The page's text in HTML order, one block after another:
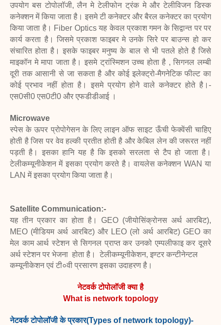
उपयोग बस टोपोलॉजी, लैन मे टेलीफोन ट्रंक मे और टेलीविजन डिस्क
कनेक्शन में किया जाता है। इसमे टी कनेक्टर और बैरल कनेक्टर का प्रयोग
किया जाता है। Fiber Optics यह केवल प्रकाश गमन के सिद्वान्त पर पर
कार्य करता है। जिसमे प्रकाश फाइबर मे उनके सिरे पर बाउन्स हो कर
संचारित होता है। इसके फाइबर मनुष्य के बाल से भी पतले होते है जिसे
माइकॉन मे मापा जाता है। इसमे ट्रांस्मिशन उच्च होता है , सिगनल लम्बी
दूरी तकआसानी से जा सकता है और कोई इलेक्ट्रो-मैगनेटिक फील्ट का
कोई प्रभाव नहीं होता है। इसमे प्रयोग होने वाले कनेक्टर होते है।-
एस0सी0 एस0टी0 और एफडीडीआई ।
Microwave
स्पेस के ऊपर प्रोपोगेसन के लिए लाइन ऑफ साइट ऊँची फेक्वेंसी चाहिए
होती है जिस पर वेवहल्की प्रतीत होती है और केबिल लेन की जरूरत नहीं
पड़ती है। इसका हानि यह है कि इसकोसरलता से टैप हो जाता है।
टेलीकम्यूनीकेशन में इसका प्रयोग करते है। वायलेस कनेक्शन WAN या
LAN में इसका प्रयोग किया जाता है।
Satellite Communication:-
यह तीन प्रकार का होता है। GEO (जीयोसिंक्रोनस अर्थ आरबिट),
MEO (मीडियम अर्थ आरबिट) और LEO (लो अर्थ आरबिट) GEO का
मेल काम आर्थ स्टेशन से सिगनल प्राप्त कर उनको एम्पलीफाइ कर दूसरे
अर्थ स्टेशन पर भेजना होता है। टेलीकम्यूनीकेशन, इण्टर कन्टीनेन्टल
कम्यूनीकेशन एवं टी०वी प्रसारण इसका उदाहरण है।
नेटवर्क टोपोलॉजी क्या है
What is network topology
नेटवर्क टोपोलॉजी के प्रकार(Types of network topology)-